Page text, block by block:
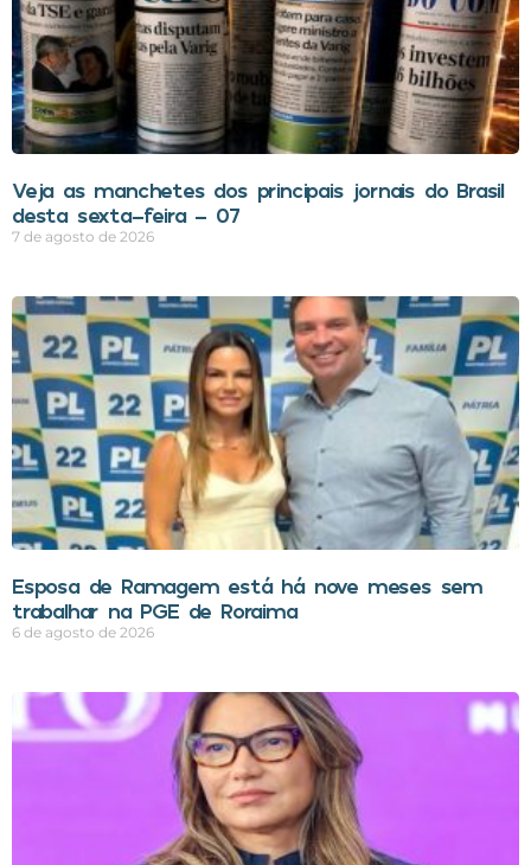
Veja as manchetes dos principais jornais do Brasil
desta sexta-feira – 07
7 de agosto de 2026
Esposa de Ramagem está há nove meses sem
trabalhar na PGE de Roraima
6 de agosto de 2026